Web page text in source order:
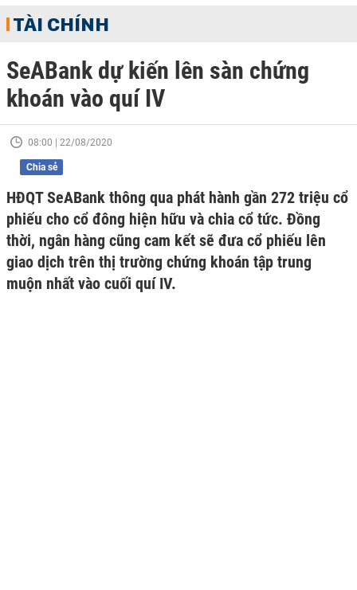
TÀI CHÍNH
SeABank dự kiến lên sàn chứng
khoán vào quí IV
08:00 | 22/08/2020
Chia sẻ
HĐQT SeABank thông qua phát hành gần 272 triệu cổ
phiếu cho cổ đông hiện hữu và chia cổ tức. Đồng
thời, ngân hàng cũng cam kết sẽ đưa cổ phiếu lên
giao dịch trên thị trường chứng khoán tập trung
muộn nhất vào cuối quí IV.